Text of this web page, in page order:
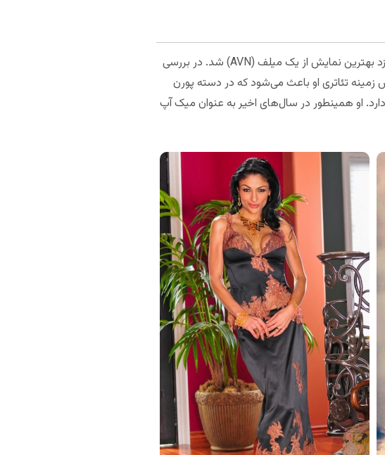
او از سال 2008 با نام پرشیا پله، وارد دنیای فیلم‌های مستهجن شد. او همینطور در سال 2010 نامزد بهترین نمایش از یک میلف (AVN) شد. در بررسی
زمینه تئاتری او باعث می‌شود که در دسته پورن
دارد. او همینطور در سال‌های اخیر به عنوان میک آپ